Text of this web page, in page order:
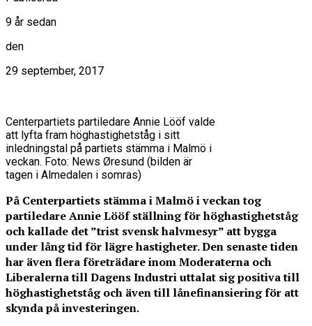
9 år sedan
den
29 september, 2017
Centerpartiets partiledare Annie Lööf valde
att lyfta fram höghastighetståg i sitt
inledningstal på partiets stämma i Malmö i
veckan. Foto: News Øresund (bilden är
tagen i Almedalen i somras)
På Centerpartiets stämma i Malmö i veckan tog
partiledare Annie Lööf ställning för höghastighetståg
och kallade det ”trist svensk halvmesyr” att bygga
under lång tid för lägre hastigheter. Den senaste tiden
har även flera företrädare inom Moderaterna och
Liberalerna till Dagens Industri uttalat sig positiva till
höghastighetståg och även till lånefinansiering för att
skynda på investeringen.